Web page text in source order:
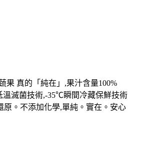
果 真的「純在」,果汁含量100%
溫滅菌技術,-35℃瞬間冷藏保鮮技術
。不添加化學,單純。實在。安心